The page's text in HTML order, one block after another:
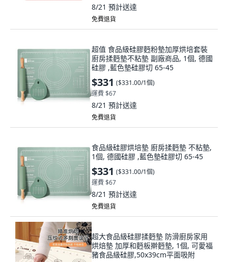
8/21 預計送達
免費退貨
超值 食品級硅膠麪粉墊加厚烘培套裝
廚房揉麪墊不粘墊 副廠商品, 1個, 德國
硅膠 ,藍色墊硅膠切 65-45
$331 ($331.00/1個)
運費 $67
8/21 預計送達
免費退貨
食品級硅膠烘培墊 廚房揉麪墊 不粘墊,
1個, 德國硅膠 ,藍色墊硅膠切 65-45
$331 ($331.00/1個)
運費 $67
8/21 預計送達
免費退貨
超大食品級硅膠揉麪墊 防滑廚房家用
烘焙墊 加厚和麪板擀麪墊, 1個, 可愛福
豬食品級硅膠,50x39cm平面吸附